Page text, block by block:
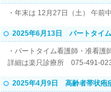
・年末は 12月27日（土） 午前
2025年6月13日 パートタイ
・パートタイム看護師・准看護
詳細は楽只診療所 075-491-
2025年4月9日 高齢者帯状疱